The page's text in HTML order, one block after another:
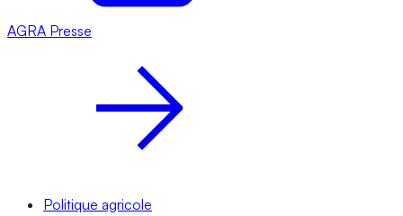
AGRA Presse
Politique agricole